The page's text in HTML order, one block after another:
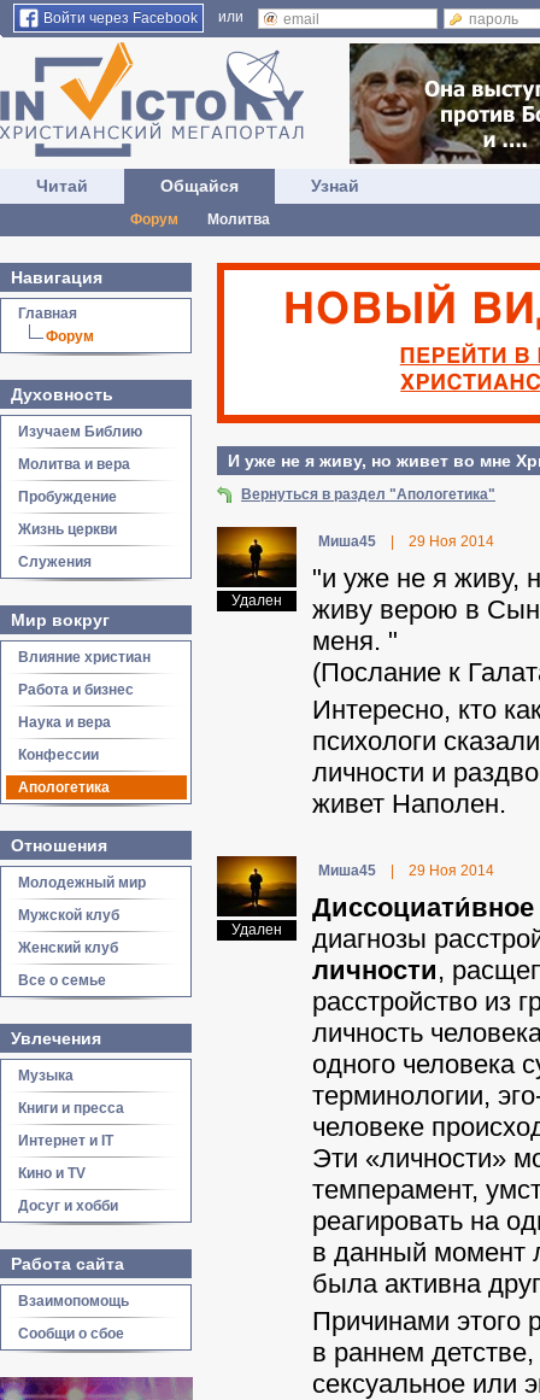
Войти через Facebook или
Читай Общайся
Форум Молитва
Узнай
Навигация
Главная
Форум
Духовность
Изучаем Библию
Молитва и вера
Пробуждение
Жизнь церкви
Служения
Мир вокруг
Влияние христиан
Работа и бизнес
Наука и вера
Конфессии
Апологетика
Отношения
Молодежный мир
Мужской клуб
Женский клуб
Все о семье
Увлечения
Музыка
Книги и пресса
Интернет и IT
Кино и TV
Досуг и хобби
Работа сайта
Взаимопомощь
Сообщи о сбое
И уже не я живу, но живет во мне
Вернуться в раздел "Апологетика"
Удален
Миша45 29 Ноя 2014
"и уже не я живу,
живу верою в
меня. "
(Послание к
Интересно, кто
психологи
личности и
живет Наполен.
Удален
Миша45 29 Ноя 2014
Диссоциати́вное
диагнозы
личности,
расстройство из
личность
одного человека
терминологии,
человеке
Эти «личности»
темперамент,
реагировать на
в данный момент
была активна
Причинами этого
в раннем
сексуальное или